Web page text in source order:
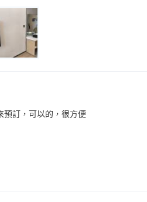
預訂，可以的，很方便